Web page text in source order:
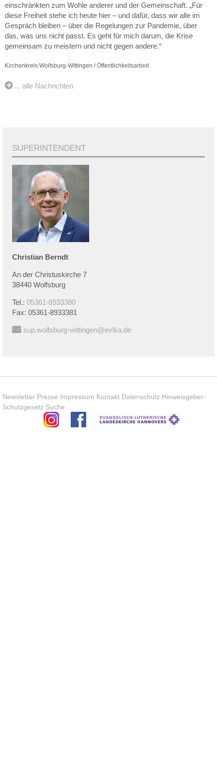
einschränkten zum Wohle anderer und der Gemeinschaft. „Für
diese Freiheit stehe ich heute hier – und dafür, dass wir alle im
Gespräch bleiben – über die Regelungen zur Pandemie, über
das, was uns nicht passt. Es geht für mich darum, die Krise
gemeinsam zu meistern und nicht gegen andere.“
Kirchenkreis Wolfsburg-Wittingen / Öffentlichkeitsarbeit
... alle Nachrichten
SUPERINTENDENT
Christian Berndt
An der Christuskirche 7
38440 Wolfsburg
Tel.: 05361-8933380
Fax: 05361-8933381
sup.wolfsburg-wittingen@evlka.de
Newsletter Presse Impressum Kontakt Datenschutz Hinweisgeber-
Schutzgesetz Suche